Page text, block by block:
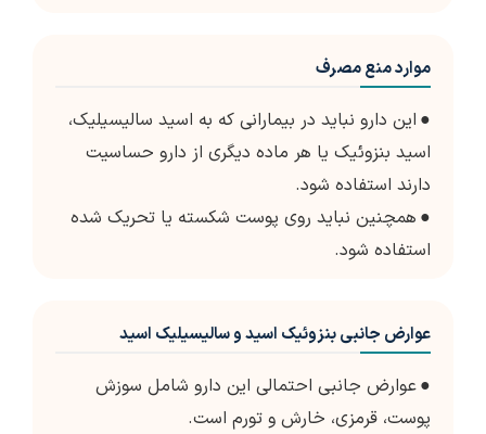
موارد منع مصرف
● این دارو نباید در بیمارانی که به اسید سالیسیلیک،
اسید بنزوئیک یا هر ماده دیگری از دارو حساسیت
دارند استفاده شود.
● همچنین نباید روی پوست شکسته یا تحریک شده
استفاده شود.
عوارض جانبی بنزوئیک اسید و سالیسیلیک اسید
●عوارض جانبی احتمالی این دارو شامل سوزش
پوست، قرمزی، خارش و تورم است.